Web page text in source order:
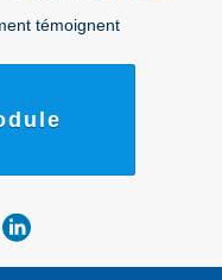
témoignent